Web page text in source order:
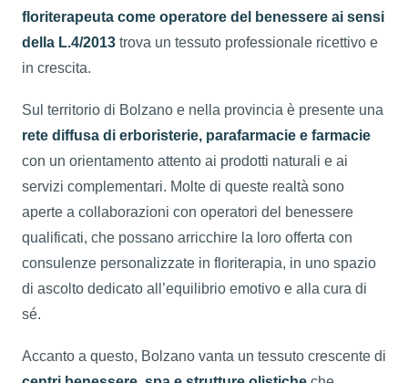
floriterapeuta come operatore del benessere ai sensi
della L.4/2013 trova un tessuto professionale ricettivo e
in crescita.
Sul territorio di Bolzano e nella provincia è presente una
rete diffusa di erboristerie, parafarmacie e farmacie
con un orientamento attento ai prodotti naturali e ai
servizi complementari. Molte di queste realtà sono
aperte a collaborazioni con operatori del benessere
qualificati, che possano arricchire la loro offerta con
consulenze personalizzate in floriterapia, in uno spazio
di ascolto dedicato all’equilibrio emotivo e alla cura di
sé.
Accanto a questo, Bolzano vanta un tessuto crescente di